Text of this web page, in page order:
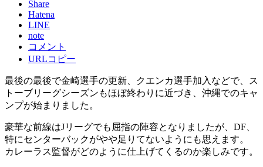
Share
Hatena
LINE
note
コメント
URLコピー
最後の最後で金崎選手の更新、クエンカ選手加入などで、ス
トーブリーグシーズンもほぼ終わりに近づき、沖縄でのキャ
ンプが始まりました。
豪華な前線はJリーグでも屈指の陣容となりましたが、DF、
特にセンターバックがやや足りてないようにも思えます。
カレーラス監督がどのように仕上げてくるのか楽しみです。